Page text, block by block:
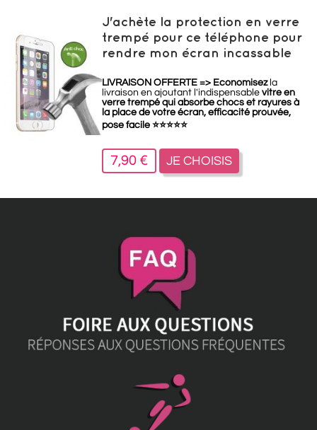
J'achète la protection en verre
trempé pour ce téléphone pour
rendre mon écran incassable
LIVRAISON OFFERTE => Economisezla
livraison en ajoutant l'indispensable vitre en
verre trempé qui absorbe chocs et rayures à
la place de votre écran, efficacité prouvée,
pose facile ⭐⭐⭐⭐⭐
7,90 € JE CHOISIS